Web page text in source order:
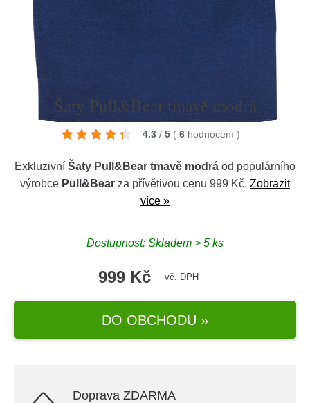
Šaty Pull&Bear tmavě modrá
4.3 / 5 ( 6 hodnocení )
Exkluzivní Šaty Pull&Bear tmavě modrá od populárního
výrobce Pull&Bear za přívětivou cenu 999 Kč. Zobrazit
více »
Dostupnost: Skladem > 5 ks
999 Kč vč. DPH
DO OBCHODU »
Doprava ZDARMA